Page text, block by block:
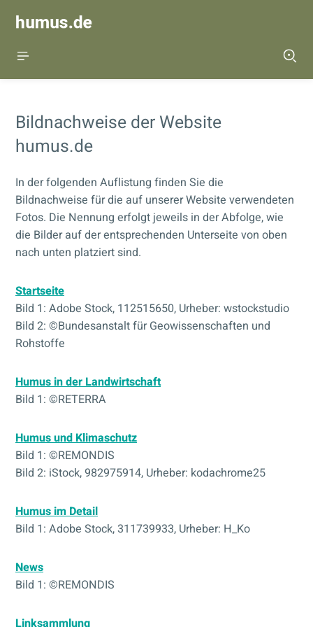
Bildnachweise der Website
humus.de
In der folgenden Auflistung finden Sie die
Bildnachweise für die auf unserer Website verwendeten
Fotos. Die Nennung erfolgt jeweils in der Abfolge, wie
die Bilder auf der entsprechenden Unterseite von oben
nach unten platziert sind.
Startseite
Bild 1: Adobe Stock, 112515650, Urheber: wstockstudio
Bild 2: ©Bundesanstalt für Geowissenschaften und
Rohstoffe
Humus in der Landwirtschaft
Bild 1: ©RETERRA
Humus und Klimaschutz
Bild 1: ©REMONDIS
Bild 2: iStock, 982975914, Urheber: kodachrome25
Humus im Detail
Bild 1: Adobe Stock, 311739933, Urheber: H_Ko
News
Bild 1: ©REMONDIS
Linksammlung